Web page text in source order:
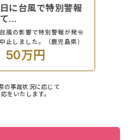
に台風で特別警報
...
風の影響で特別警報が発令
止しました。（鹿児島県）
50万円
の事故状況に応じて
をいたします。